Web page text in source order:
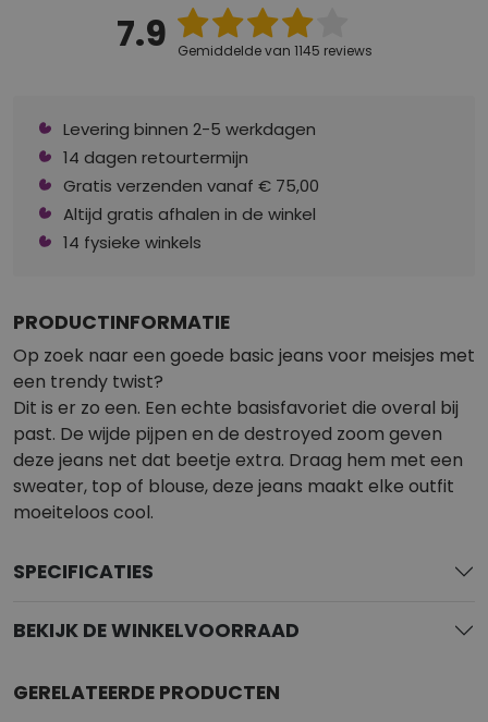
7.9 Gemiddelde van 1145 reviews
Levering binnen 2-5 werkdagen
14 dagen retourtermijn
Gratis verzenden vanaf € 75,00
Altijd gratis afhalen in de winkel
14 fysieke winkels
PRODUCTINFORMATIE
Op zoek naar een goede basic jeans voor meisjes met
een trendy twist?
Dit is er zo een. Een echte basisfavoriet die overal bij
past. De wijde pijpen en de destroyed zoom geven
deze jeans net dat beetje extra. Draag hem met een
sweater, top of blouse, deze jeans maakt elke outfit
moeiteloos cool.
SPECIFICATIES
BEKIJK DE WINKELVOORRAAD
GERELATEERDE PRODUCTEN